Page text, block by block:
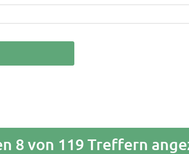
8 von 119 Treffern